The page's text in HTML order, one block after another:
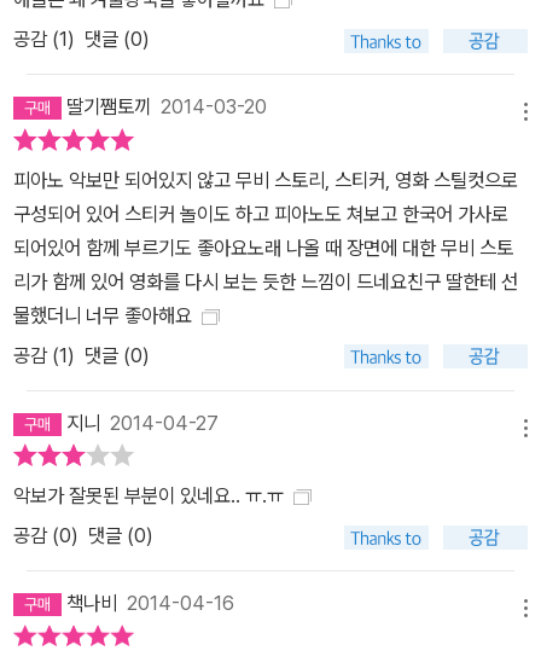
공감 (1) 댓글 (0)
딸기쨈토끼 2014-03-20
피아노 악보만 되어있지 않고 무비 스토리, 스티커, 영화 스틸컷으로
구성되어 있어 스티커 놀이도 하고 피아노도 쳐보고 한국어 가사로
되어있어 함께 부르기도 좋아요노래 나올 때 장면에 대한 무비 스토
리가 함께 있어 영화를 다시 보는 듯한 느낌이 드네요친구 딸한테 선
물했더니 너무 좋아해요
공감 (1) 댓글 (0)
지니 2014-04-27
악보가 잘못된 부분이 있네요.. ㅠ.ㅠ
공감 (0) 댓글 (0)
책나비 2014-04-16